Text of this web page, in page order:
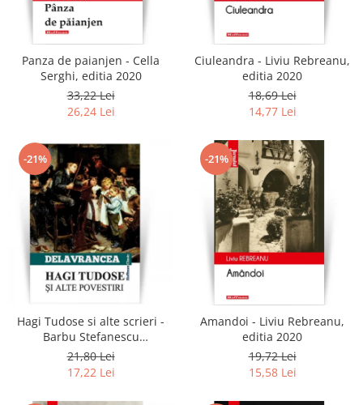
Panza de paianjen - Cella
Serghi, editia 2020
33,22 Lei
26,24 Lei
Ciuleandra - Liviu Rebreanu,
editia 2020
18,69 Lei
14,77 Lei
-21%
Hagi Tudose si alte scrieri -
Barbu Stefanescu
Delavrancea
21,80 Lei
17,22 Lei
-21%
Amandoi - Liviu Rebreanu,
editia 2020
19,72 Lei
15,58 Lei